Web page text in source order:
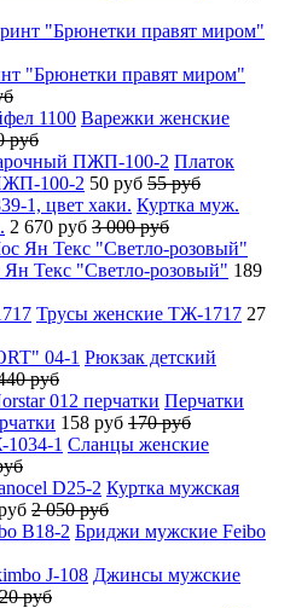
"Брюнетки правят миром"
Варежки женские
руб
Платок
100-2 50 руб 55 руб
Куртка муж.
2 670 руб 3 000 руб
Текс "Светло-розовый" 189
Трусы женские ТЖ-1717 27
Рюкзак детский
руб
Перчатки
158 руб 170 руб
Сланцы женские
Куртка мужская
2 050 руб
Бриджи мужские Feibo
Джинсы мужские
руб